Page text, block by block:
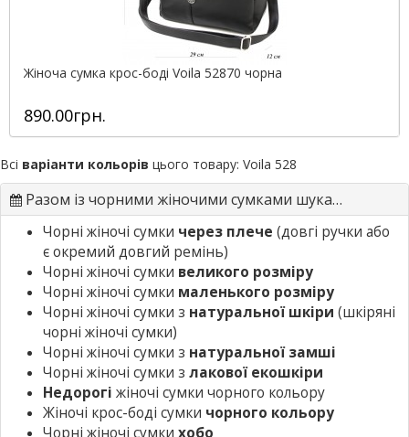
Жіноча сумка крос-боді Voila 52870 чорна
890.00грн.
Всі варіанти кольорів цього товару: Voila 528
Разом із чорними жіночими сумками шукають
Чорні жіночі сумки через плече (довгі ручки або
є окремий довгий ремінь)
Чорні жіночі сумки великого розміру
Чорні жіночі сумки маленького розміру
Чорні жіночі сумки з натуральної шкіри (шкіряні
чорні жіночі сумки)
Чорні жіночі сумки з натуральної замші
Чорні жіночі сумки з лакової екошкіри
Недорогі жіночі сумки чорного кольору
Жіночі крос-боді сумки чорного кольору
Чорні жіночі сумки хобо